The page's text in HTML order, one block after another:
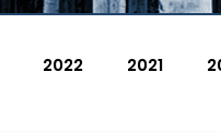
2022 2021